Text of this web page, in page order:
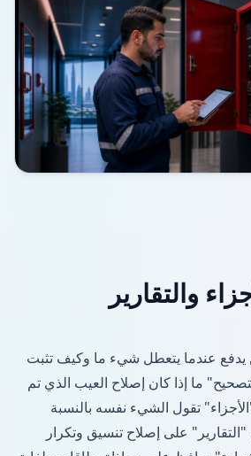
والتقارير
يدفع عندما يتعطل شيء ما وكيف تثبت
ما إذا كان إصلاح العيب الذي تم
تقول الشيء نفسه بالنسبة
"التقارير" على إصلاح تنسيق وتكرار